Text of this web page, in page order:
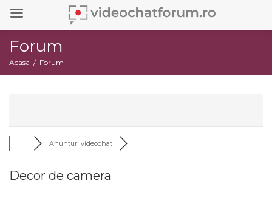
Forum
Acasa Forum
Anunturi videochat
Decor de camera